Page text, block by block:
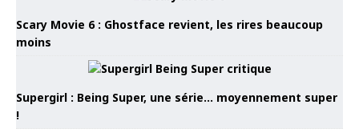
Scary Movie 6 : Ghostface revient, les rires beaucoup
moins
Supergirl : Being Super, une série… moyennement super
!